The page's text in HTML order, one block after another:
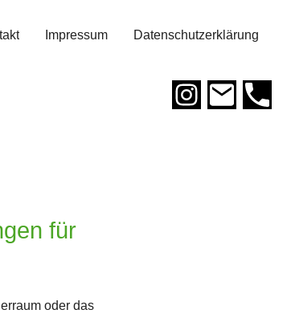
Impressum Datenschutzerklärung
für
oder das